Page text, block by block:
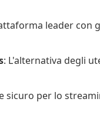
leader con
: L'alternativa degli
sicuro per lo